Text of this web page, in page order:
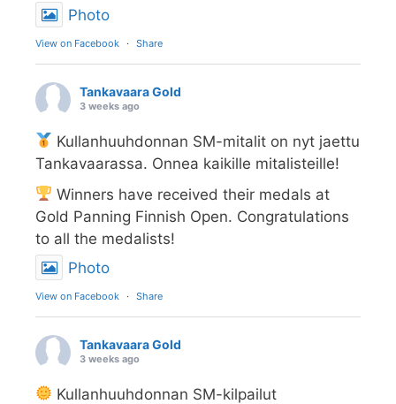
Photo
View on Facebook · Share
Tankavaara Gold
3 weeks ago
Kullanhuuhdonnan SM-mitalit on nyt jaettu
Tankavaarassa. Onnea kaikille mitalisteille!
Winners have received their medals at
Gold Panning Finnish Open. Congratulations
to all the medalists!
Photo
View on Facebook · Share
Tankavaara Gold
3 weeks ago
Kullanhuuhdonnan SM-kilpailut